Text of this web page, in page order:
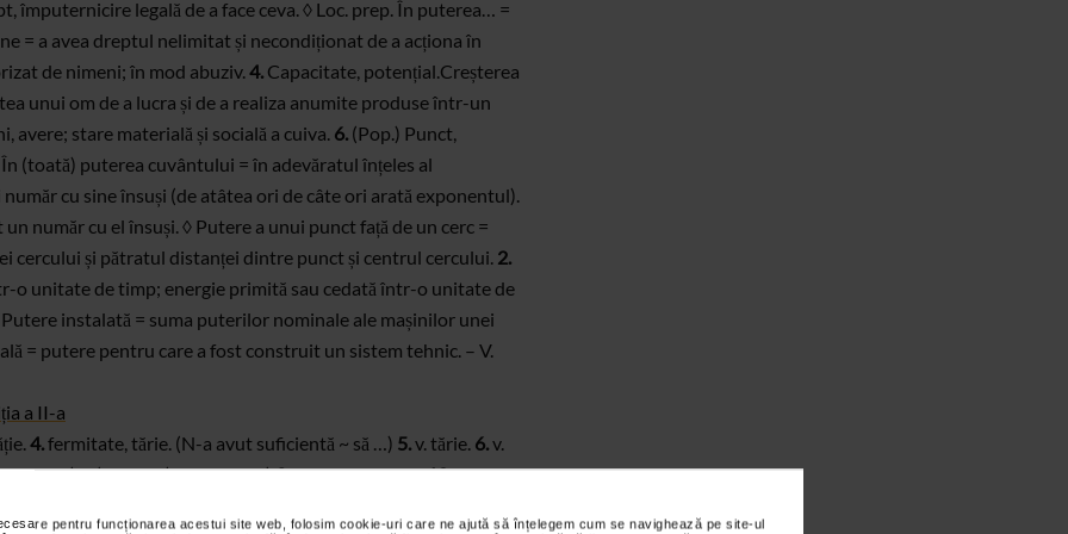
pentru funcționarea acestui site web, folosim cookie-uri care ne ajută să înțelegem cum se navighează pe site-ul
împuternicire legală de a face ceva. ◊ Loc. prep. În puterea… =
= a avea dreptul nelimitat și necondiționat de a acționa în
de nimeni; în mod abuziv. 4. Capacitate, potențial.Creșterea
unui om de a lucra și de a realiza anumite produse într-un
avere; stare materială și socială a cuiva. 6. (Pop.) Punct,
(toată) puterea cuvântului = în adevăratul înțeles al
cu sine însuși (de atâtea ori de câte ori arată exponentul).
număr cu el însuși. ◊ Putere a unui punct față de un cerc =
cercului și pătratul distanței dintre punct și centrul cercului. 2.
o unitate de timp; energie primită sau cedată într-o unitate de
instalată = suma puterilor nominale ale mașinilor unei
= putere pentru care a fost construit un sistem tehnic. – V.
a II-a
4.fermitate, tărie. (N-a avut suficientă ~ să …) 5.v. tărie. 6.v.
(fig.) cârmă. (A ajuns la ~.)9.v. împuternicire.10.